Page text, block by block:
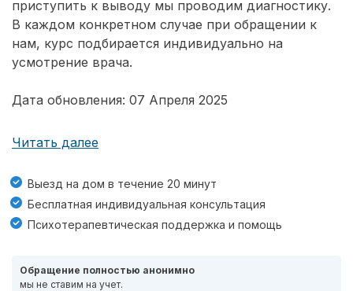
приступить к выводу мы проводим диагностику.
В каждом конкретном случае при обращении к
нам, курс подбирается индивидуально на
усмотрение врача.
Дата обновления: 07 Апреля 2025
Читать далее
Выезд на дом в течение 20 минут
Бесплатная индивидуальная консультация
Психотерапевтическая поддержка и помощь
Обращение полностью анонимно
мы не ставим на учет.